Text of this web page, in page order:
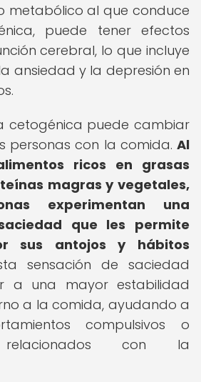
metabólico al que conduce
puede tener efectos
cerebral, lo que incluye
ansiedad y la depresión en
cetogénica puede cambiar
personas con la comida. Al
ricos en grasas
magras y vegetales,
experimentan una
que les permite
sus antojos y hábitos
sensación de saciedad
a una mayor estabilidad
a la comida, ayudando a
compulsivos o
relacionados con la